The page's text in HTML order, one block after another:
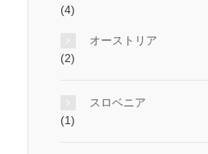
(4)
オーストリア
(2)
スロベニア
(1)